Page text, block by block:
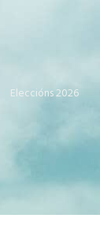
Eleccións 2026